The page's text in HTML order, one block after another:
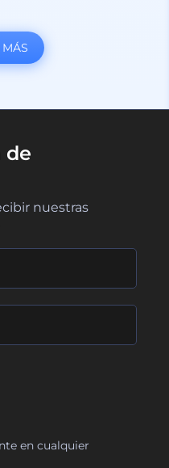
de
nuestras
en cualquier